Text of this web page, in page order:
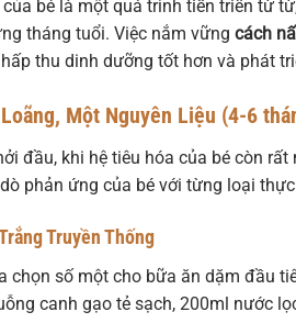
bé là một quá trình tiến triển từ
tháng tuổi. Việc nắm vững cách
thu dinh dưỡng tốt hơn và phát
Một Nguyên Liệu (4-6
đầu, khi hệ tiêu hóa của bé còn
phản ứng của bé với từng loại
Truyền Thống
chọn số một cho bữa ăn dặm đầu
canh gạo tẻ sạch, 200ml nước